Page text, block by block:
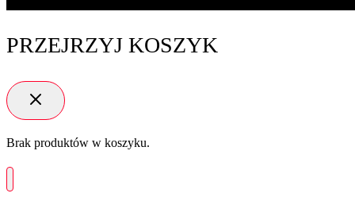
PRZEJRZYJ KOSZYK
Brak produktów w koszyku.